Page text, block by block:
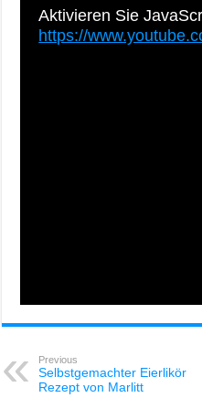
Aktivieren Sie
https://
Previous
Selbstgemachter Eierlikör
Rezept von Marlitt